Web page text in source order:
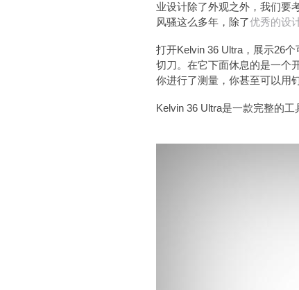
业设计除了外观之外，我们要
风骚这么多年，除了优秀的设
打开Kelvin 36 Ultra，展示26
切刀。在它下面休息的是一个
你进行了测量，你甚至可以用
Kelvin 36 Ultra是一款完整的